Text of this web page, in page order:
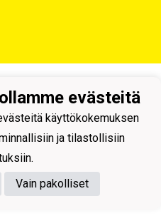
evästeitä
käyttökokemuksen
ja tilastollisiin
Vain pakolliset